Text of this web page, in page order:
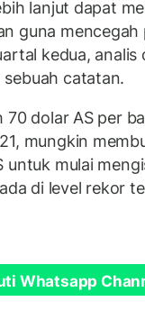
lanjut dapat
guna
kedua,
catatan.
70 dolar AS per
mungkin
untuk mulai
di level rekor
Whatsapp